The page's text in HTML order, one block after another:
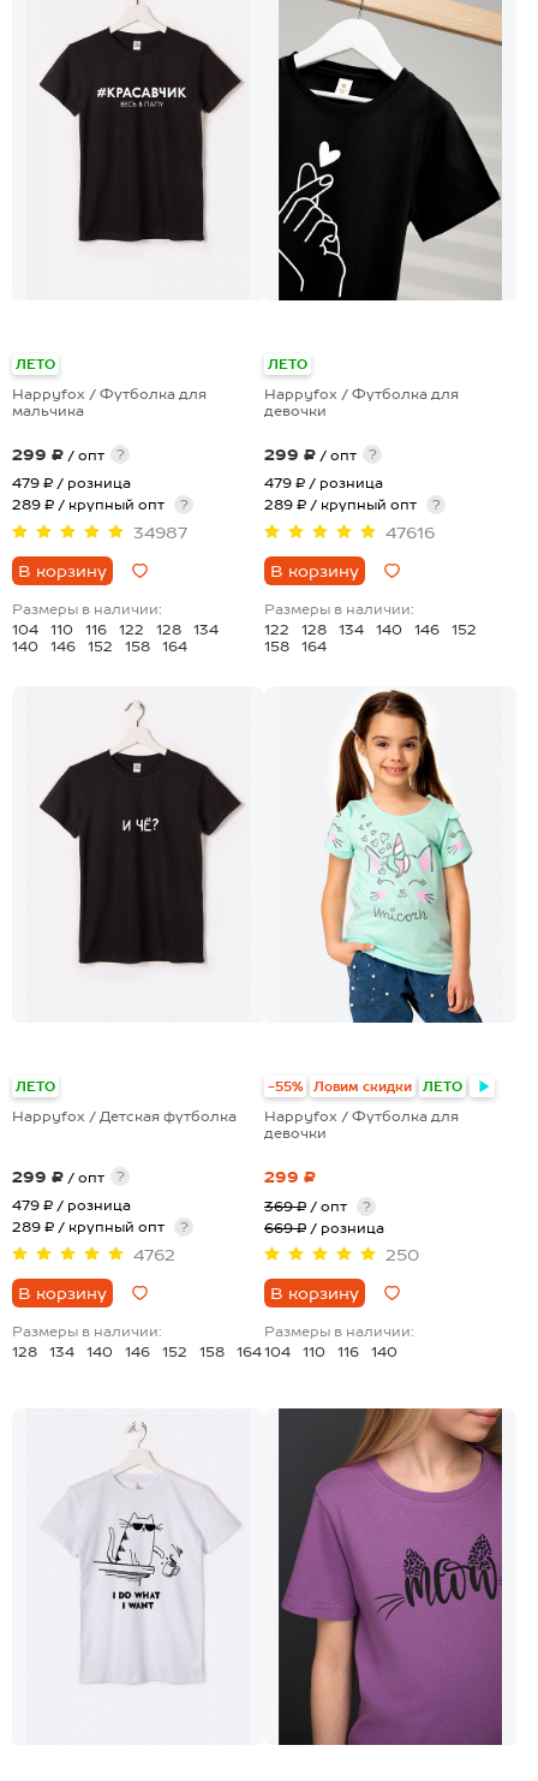
ЛЕТО
Happyfox / Футболка для
мальчика
299 ₽ / опт
?
479 ₽ / розница
289 ₽ / крупный опт
?
34987
В корзину
Размеры в наличии:
104
110 116 122 128
134
140
146 152 158 164
ЛЕТО
Happyfox / Футболка для
девочки
299 ₽ / опт
?
479 ₽ / розница
289 ₽ / крупный опт
?
47616
В корзину
Размеры в наличии:
122
128 134 140 146
152
158
164
ЛЕТО
Happyfox / Детская футболка
299 ₽ / опт
?
479 ₽ / розница
289 ₽ / крупный опт
?
4762
В корзину
Размеры в наличии:
128
134 140 146 152 158 164
-55% Ловим скидки ЛЕТО
Happyfox / Футболка для
девочки
299 ₽
369 ₽ / опт
?
669 ₽ / розница
250
В корзину
Размеры в наличии:
104
110 116 140